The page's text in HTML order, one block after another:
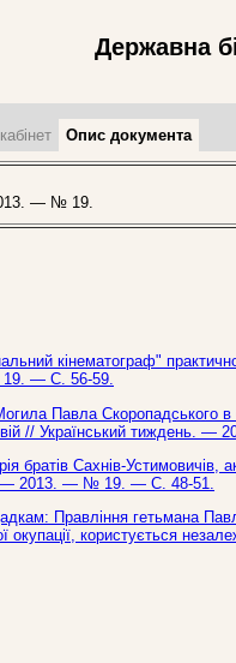
Державна
Опис документа
— № 19.
кінематограф"
— С. 56-59.
Павла
// Український тиждень.
братів Сахнів-
— 2013. — № 19. — С. 48-51.
Правління гетьмана
окупації, користується